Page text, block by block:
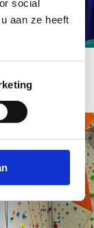
social
aan ze heeft